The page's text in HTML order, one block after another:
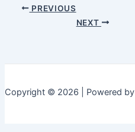
PREVIOUS
NEXT
Copyright © 2026 | Powered by